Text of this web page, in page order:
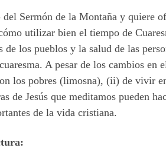
Sermón de la Montaña y quiere
utilizar bien el tiempo de
los pueblos y la salud de las
A pesar de los cambios
los pobres (limosna), (ii) de vivir
de Jesús que meditamos pueden
de la vida cristiana.